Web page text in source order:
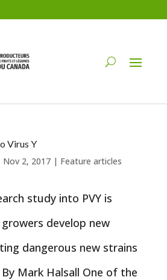
Virus Y
Nov 2, 2017| Feature articles
study into PVY is
develop new
dangerous new strains
Mark Halsall One of the